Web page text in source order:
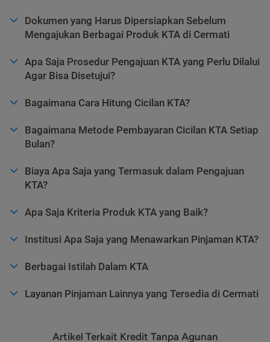
Dokumen yang Harus Dipersiapkan Sebelum
Mengajukan Berbagai Produk KTA di Cermati
Apa Saja Prosedur Pengajuan KTA yang Perlu Dilalui
Agar Bisa Disetujui?
Bagaimana Cara Hitung Cicilan KTA?
Bagaimana Metode Pembayaran Cicilan KTA Setiap
Bulan?
Biaya Apa Saja yang Termasuk dalam Pengajuan
KTA?
Apa Saja Kriteria Produk KTA yang Baik?
Institusi Apa Saja yang Menawarkan Pinjaman KTA?
Berbagai Istilah Dalam KTA
Layanan Pinjaman Lainnya yang Tersedia di Cermati
Artikel Terkait Kredit Tanpa Agunan